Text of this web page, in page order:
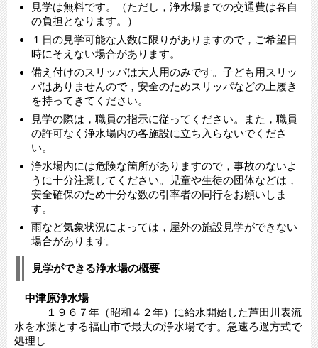
見学は無料です。（ただし，浄水場までの交通費は各自
の負担となります。）
１日の見学可能な人数に限りがありますので，ご希望日
時にそえない場合があります。
備え付けのスリッパは大人用のみです。子ども用スリッ
パはありませんので，安全のためスリッパなどの上履き
を持ってきてください。
見学の際は，職員の指示に従ってください。また，職員
の許可なく浄水場内の各施設に立ち入らないでくださ
い。
浄水場内には危険な箇所がありますので，事故のないよ
うに十分注意してください。児童や生徒の団体などは，
安全確保のため十分な数の引率者の同行をお願いしま
す。
雨など気象状況によっては，屋外の施設見学ができない
場合があります。
見学ができる浄水場の概要
中津原浄水場
１９６７年（昭和４２年）に給水開始した芦田川表流
水を水源とする福山市で最大の浄水場です。急速ろ過方式で
処理し